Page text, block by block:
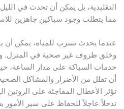
التقليدية، بل يمكن أن تحدث في
مما يتطلب وجود سباكين جاهزين
عندما يحدث تسرب للمياه، يمكن أن
وخلق ظروف غير صحية في المنزل.
خدمات السباكة على مدار الساعة،
أن تقلل من الأضرار والمشاكل
تؤثر الأعطال المفاجئة على الروتين
تدخلاً عاجلاً للحفاظ على سير الأمور